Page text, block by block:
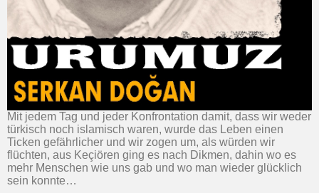
Mit jedem Tag und jeder Konfrontation damit, dass wir weder
türkisch noch islamisch waren, wurde das Leben einen
Ticken gefährlicher und wir zogen um, als würden wir
flüchten, aus Keçiören ging es nach Dikmen, dahin wo es
mehr Menschen wie uns gab und wo man wieder glücklich
sein konnte…